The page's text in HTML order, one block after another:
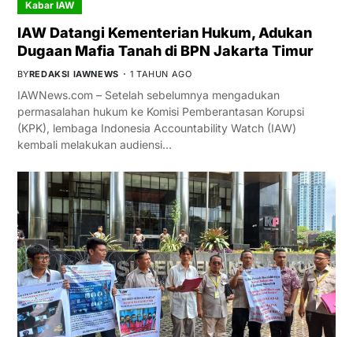
Kabar IAW
IAW Datangi Kementerian Hukum, Adukan
Dugaan Mafia Tanah di BPN Jakarta Timur
BYREDAKSI IAWNEWS 1 TAHUN AGO
IAWNews.com – Setelah sebelumnya mengadukan
permasalahan hukum ke Komisi Pemberantasan Korupsi
(KPK), lembaga Indonesia Accountability Watch (IAW)
kembali melakukan audiensi…